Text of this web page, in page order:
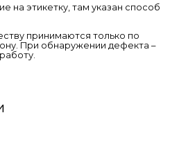
на этикетку, там указан способ
принимаются только по
При обнаружении дефекта –